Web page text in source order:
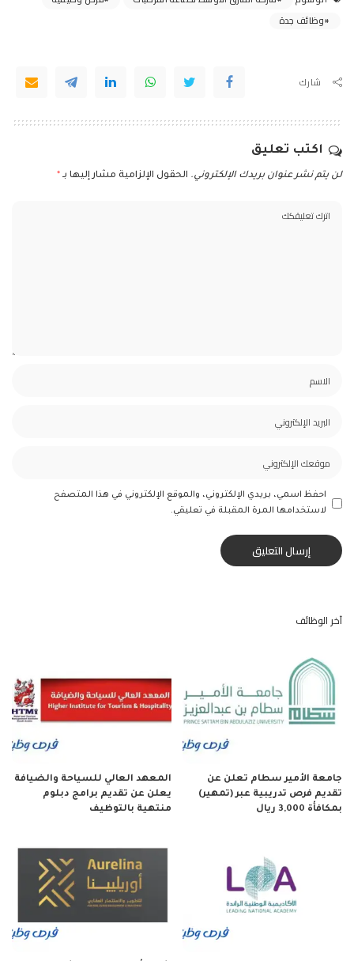
وظائف جدة
شارك
اكتب تعليق
لن يتم نشر عنوان بريدك الإلكتروني. الحقول الإلزامية مشار إليها بـ *
احفظ اسمي، بريدي الإلكتروني، والموقع الإلكتروني في هذا المتصفح
لاستخدامها المرة المقبلة في تعليقي.
آخر الوظائف
جامعة الأمير سطام تعلن عن
تقديم فرص تدريبية عبر (تمهير)
بمكافأة 3,000 ريال
المعهد العالي للسياحة والضيافة
يعلن عن تقديم برامج دبلوم
منتهية بالتوظيف